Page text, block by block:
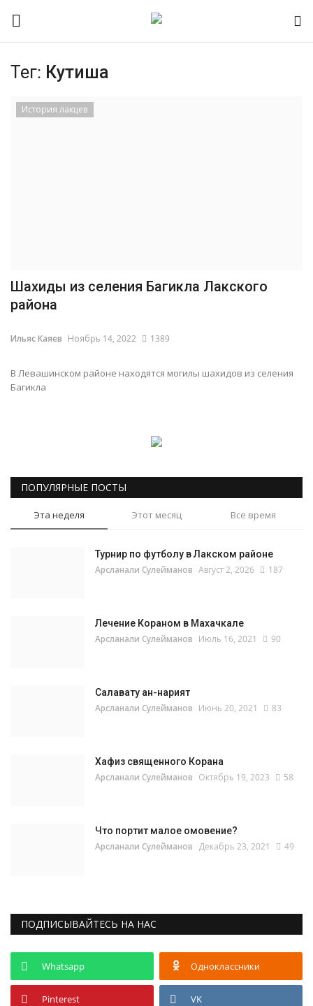
Интервью
Наставление
Обучение
Книги
Тег: Кутиша
История лакцев
Шахиды из селения Багикла Лакского
района
Ильяс Каяев Ноябрь 14, 2022 1389
В Левашинском районе находятся могилы шахидов из селения
Багикла
ПОПУЛЯРНЫЕ ПОСТЫ
Эта неделя Этот месяц Все время
Турнир по футболу в Лакском районе
Арсланали Сулейманов Август 2, 2026 187
Лечение Кораном в Махачкале
Арсланали Сулейманов Июль 16, 2021 90
Салавату ан-нарият
Арсланали Сулейманов Июнь 20, 2021 83
Хафиз священного Корана
Арсланали Сулейманов Октябрь 19, 2023 58
Что портит малое омовение?
Арсланали Сулейманов Декабрь 23, 2021 49
ПОДПИСЫВАЙТЕСЬ НА НАС
Whatsapp Одноклассники
Pinterest VK